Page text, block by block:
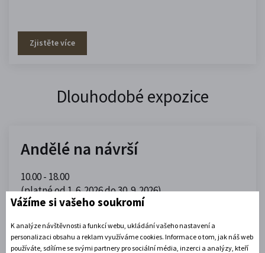
Zjistěte více
Dlouhodobé expozice
Andělé na návrší
10.00 - 18.00
(platné od 1. 6. 2026 do 30. 9. 2026)
Zobrazit celou otevírací dobu
Zjistěte více
Vážíme si vašeho soukromí
K analýze návštěvnosti a funkcí webu, ukládání vašeho nastavení a
personalizaci obsahu a reklam využíváme cookies. Informace o tom, jak náš web
používáte, sdílíme se svými partnery pro sociální média, inzerci a analýzy, kteří